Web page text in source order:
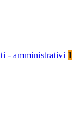
- amministrativi 1